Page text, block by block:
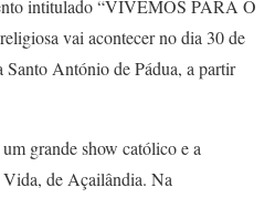
intitulado “VIVEMOS PARA O
vai acontecer no dia 30 de
António de Pádua, a partir
grande show católico e a
de Açailândia. Na